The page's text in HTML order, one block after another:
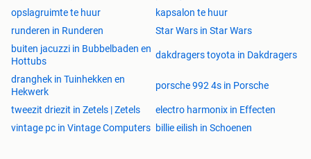
opslagruimte te huur
kapsalon te huur
runderen in Runderen
Star Wars in Star Wars
buiten jacuzzi in Bubbelbaden en
Hottubs
dakdragers toyota in Dakdragers
dranghek in Tuinhekken en
Hekwerk
porsche 992 4s in Porsche
tweezit driezit in Zetels | Zetels
electro harmonix in Effecten
vintage pc in Vintage Computers billie eilish in Schoenen